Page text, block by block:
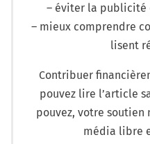
– éviter la publicité
– mieux comprendre
lisent
Contribuer
pouvez lire l’article
pouvez, votre soutien
média libre